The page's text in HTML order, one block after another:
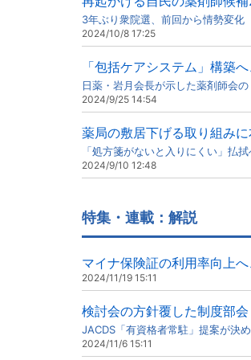
3年ぶり衆院選、前回から情勢変化
2024/10/8 17:25
「包括ケアシステム」構築
日薬・岩月会長が示した薬剤師会の
2024/9/25 14:54
薬局の敷居下げる取り組み
「処方箋がないと入りにくい」払拭
2024/9/10 12:48
特集・連載：解説
マイナ保険証の利用率向上
2024/11/19 15:11
検討会の方針覆した制度部会
JACDS「有資格者常駐」提案が決
2024/11/6 15:11